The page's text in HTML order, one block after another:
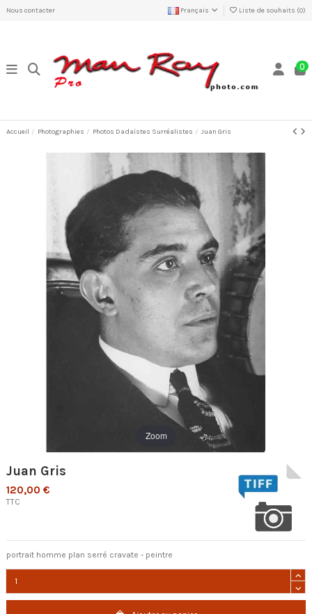
Nous contacter Français Liste de souhaits (0)
0
Accueil Photographies Photos Dadaïstes Surréalistes Juan Gris
Zoom
Juan Gris
120,00 €
TTC
portrait homme plan serré cravate - peintre